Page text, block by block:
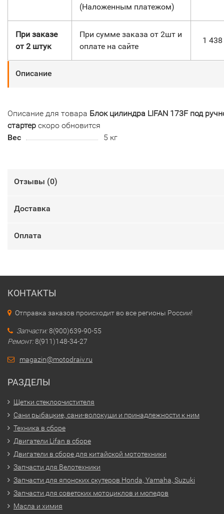
(Наложенным платежом)
При заказе
от 2 штук
При сумме заказа от 2шт и
оплате на сайте
1 438
Описание
Описание для товара Блок цилиндра LIFAN 173F под
стартер скоро обновится
Вес
5 кг
Отзывы (0)
Доставка
Оплата
КОНТАКТЫ
Отправка заказов происходит во все регионы России!
Запчасти:8(900)639-90-55
Ремонт:8(911)148-34-27
magazin@motodraiv.ru
РАЗДЕЛЫ
Щетки стеклоочистителя
Сани рыбацкие, сани-волокуши и принадлежности к ним
Техника в сборе
Двигатели Lifan в сборе
Двигатели в сборе для китайской мототехники
Запчасти для Велотехники
Запчасти для японских скутеров Honda, Yamaha, Suzuki
Запчасти для советских мотоциклов и мопедов
Масла и химия